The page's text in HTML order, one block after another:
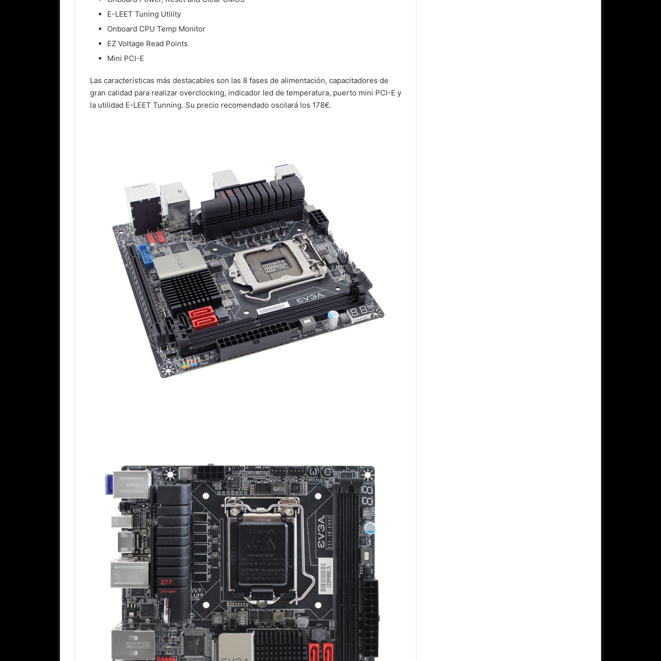
E-LEET Tuning Utility
Onboard CPU Temp Monitor
EZ Voltage Read Points
Mini PCI-E
Las características más destacables son las 8 fases de alimentación, capacitadores de
gran calidad para realizar overclocking, indicador led de temperatura, puerto mini PCI-E y
la utilidad E-LEET Tunning. Su precio recomendado oscilará los 178€.